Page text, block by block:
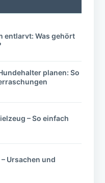
entlarvt: Was gehört
planen: So
– So einfach
Ursachen und